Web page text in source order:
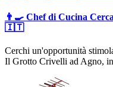
👨‍🍳 Chef di Cucina
🇮🇹
Cerchi un'opportunità
Il Grotto Crivelli ad Agno,